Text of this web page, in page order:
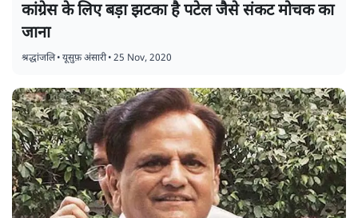
कांग्रेस के लिए बड़ा झटका है पटेल जैसे संकट मोचक का
जाना
श्रद्धांजलि•यूसुफ़ अंसारी•25 Nov, 2020